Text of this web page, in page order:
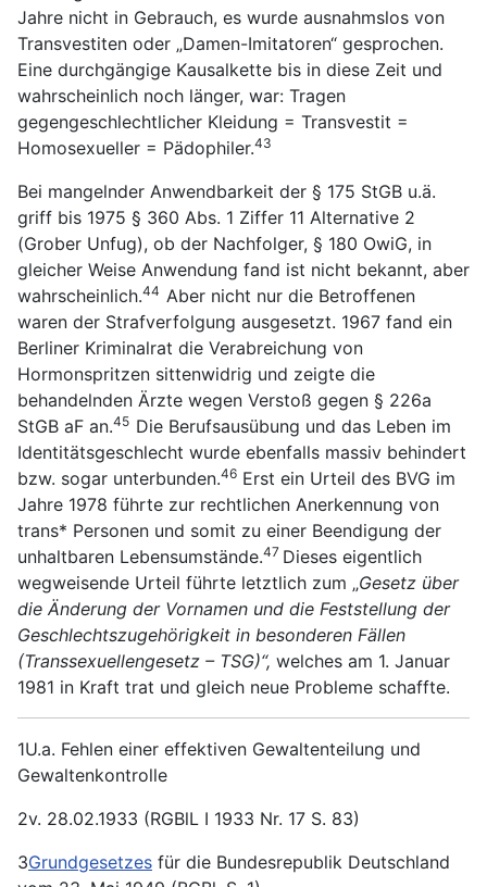
Jahre nicht in Gebrauch, es wurde ausnahmslos von
Transvestiten oder „Damen-Imitatoren“ gesprochen.
Eine durchgängige Kausalkette bis in diese Zeit und
wahrscheinlich noch länger, war: Tragen
gegengeschlechtlicher Kleidung = Transvestit =
Homosexueller = Pädophiler.43
Bei mangelnder Anwendbarkeit der § 175 StGB u.ä.
griff bis 1975 § 360 Abs. 1 Ziffer 11 Alternative 2
(Grober Unfug), ob der Nachfolger, § 180 OwiG, in
gleicher Weise Anwendung fand ist nicht bekannt, aber
wahrscheinlich.44 Aber nicht nur die Betroffenen
waren der Strafverfolgung ausgesetzt. 1967 fand ein
Berliner Kriminalrat die Verabreichung von
Hormonspritzen sittenwidrig und zeigte die
behandelnden Ärzte wegen Verstoß gegen § 226a
StGB aF an.45 Die Berufsausübung und das Leben im
Identitätsgeschlecht wurde ebenfalls massiv behindert
bzw. sogar unterbunden.46 Erst ein Urteil des BVG im
Jahre 1978 führte zur rechtlichen Anerkennung von
trans* Personen und somit zu einer Beendigung der
unhaltbaren Lebensumstände.47 Dieses eigentlich
wegweisende Urteil führte letztlich zum „Gesetz über
die Änderung der Vornamen und die Feststellung der
Geschlechtszugehörigkeit in besonderen Fällen
(Transsexuellengesetz – TSG)“, welches am 1. Januar
1981 in Kraft trat und gleich neue Probleme schaffte.
1U.a. Fehlen einer effektiven Gewaltenteilung und
Gewaltenkontrolle
2v. 28.02.1933 (RGBlL I 1933 Nr. 17 S. 83)
3Grundgesetzes für die Bundesrepublik Deutschland